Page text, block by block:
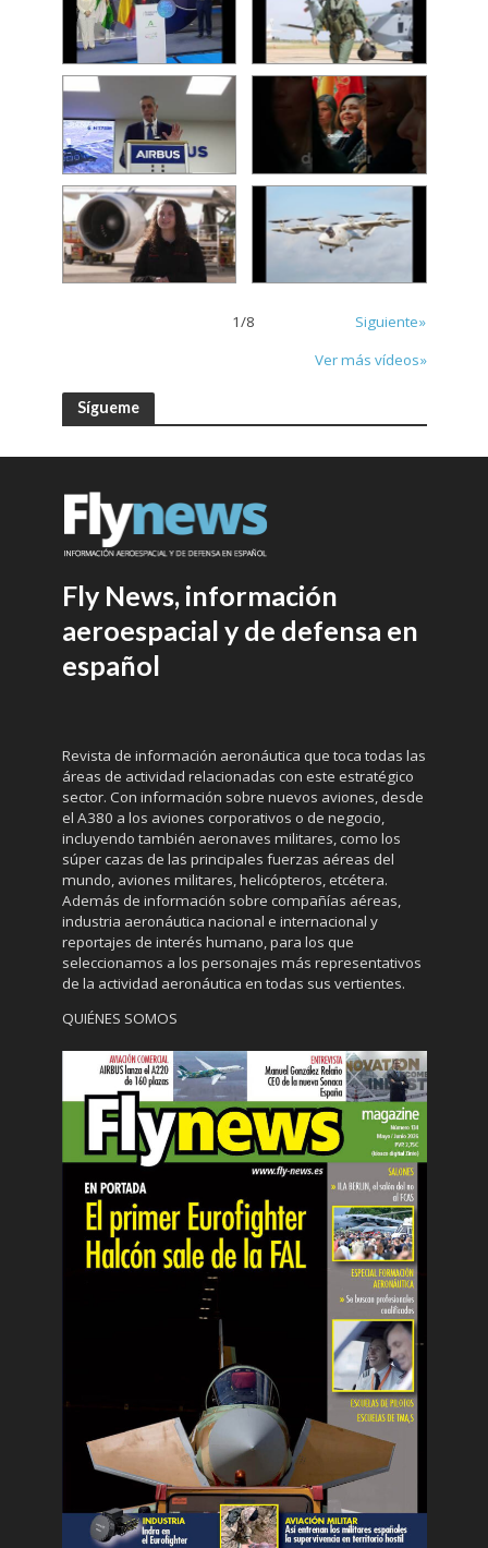
1/8
Siguiente»
Ver más vídeos»
Sígueme
Fly News, información
aeroespacial y de defensa en
español
Revista de información aeronáutica que toca todas las
áreas de actividad relacionadas con este estratégico
sector. Con información sobre nuevos aviones, desde
el A380 a los aviones corporativos o de negocio,
incluyendo también aeronaves militares, como los
súper cazas de las principales fuerzas aéreas del
mundo, aviones militares, helicópteros, etcétera.
Además de información sobre compañías aéreas,
industria aeronáutica nacional e internacional y
reportajes de interés humano, para los que
seleccionamos a los personajes más representativos
de la actividad aeronáutica en todas sus vertientes.
QUIÉNES SOMOS